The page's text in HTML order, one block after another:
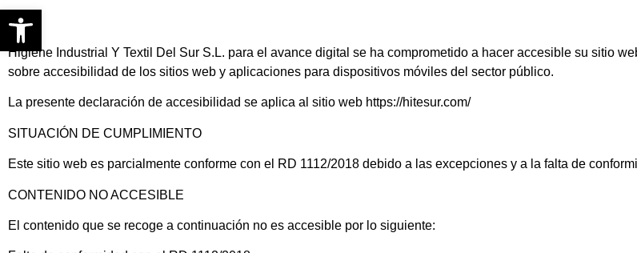
Abrir barra de herramientas
Higiene Industrial Y Textil Del Sur S.L. para el avance digital se ha comprometido a hacer accesible su sitio
sobre accesibilidad de los sitios web y aplicaciones para dispositivos móviles del sector público.
La presente declaración de accesibilidad se aplica al sitio web https://hitesur.com/
SITUACIÓN DE CUMPLIMIENTO
Este sitio web es parcialmente conforme con el RD 1112/2018 debido a las excepciones y a la falta de
CONTENIDO NO ACCESIBLE
El contenido que se recoge a continuación no es accesible por lo siguiente: